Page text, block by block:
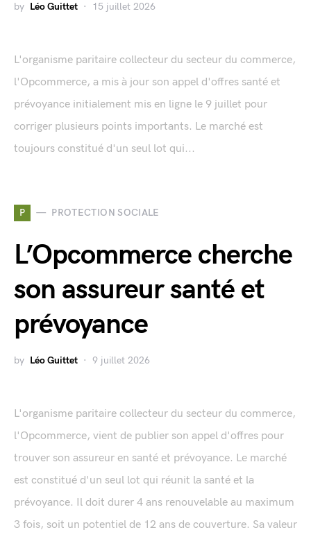
by Léo Guittet 15 juillet 2026
L'organisme paritaire collecteur du secteur du commerce,
l'Opcommerce, a mis à jour son appel d'offres santé et
prévoyance initialement mis en ligne le 9 juillet pour
corriger plusieurs points importants. Le marché est
toujours constitué d'un seul lot qui...
P PROTECTION SOCIALE
L’Opcommerce cherche
son assureur santé et
prévoyance
by Léo Guittet 9 juillet 2026
L'organisme paritaire collecteur du secteur du commerce,
l'Opcommerce, vient de publier son appel d'offres pour
trouver son assureur en santé et prévoyance. Le marché
est constitué d'un seul lot qui réunit la santé et la
prévoyance. Il doit durer 4 ans renouvelable au maximum
3 fois, soit un potentiel de 12 ans de couverture. Sa valeur